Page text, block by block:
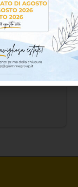
e assistenza